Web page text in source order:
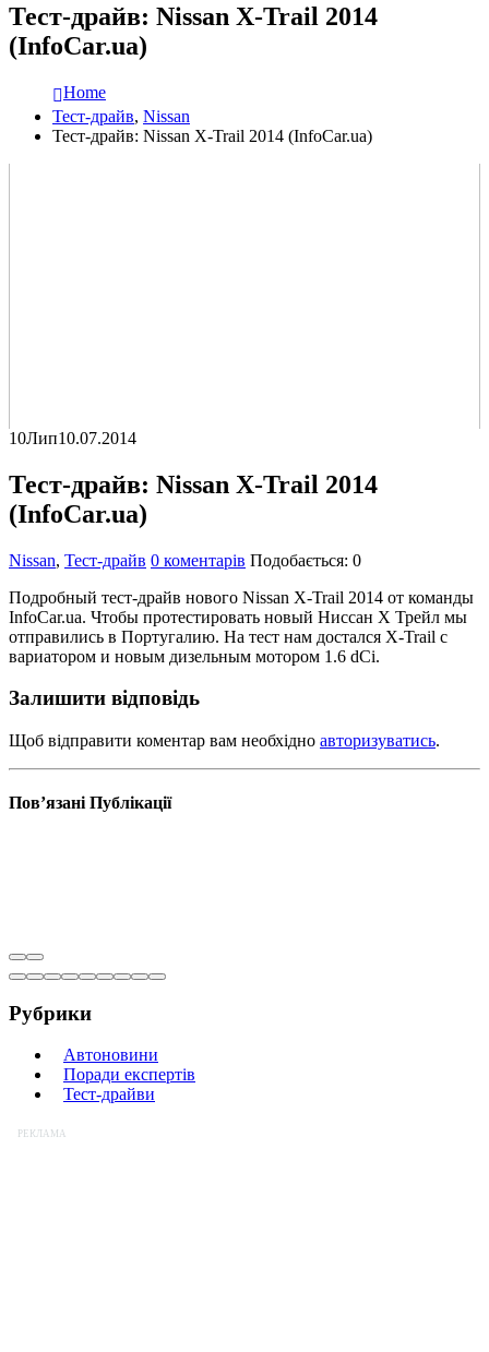
Тест-драйв: Nissan X-Trail 2014
(InfoCar.ua)
Home
Тест-драйв, Nissan
Тест-драйв: Nissan X-Trail 2014 (InfoCar.ua)
10Лип10.07.2014
Тест-драйв: Nissan X-Trail 2014
(InfoCar.ua)
Nissan, Тест-драйв 0 коментарів Подобається: 0
Подробный тест-драйв нового Nissan X-Trail 2014 от команды
InfoCar.ua. Чтобы протестировать новый Ниссан Х Трейл мы
отправились в Португалию. На тест нам достался X-Trail с
вариатором и новым дизельным мотором 1.6 dCi.
Залишити відповідь
Щоб відправити коментар вам необхідно авторизуватись.
Пов’язані Публікації
Рубрики
Автоновини
Поради експертів
Тест-драйви
РЕКЛАМА